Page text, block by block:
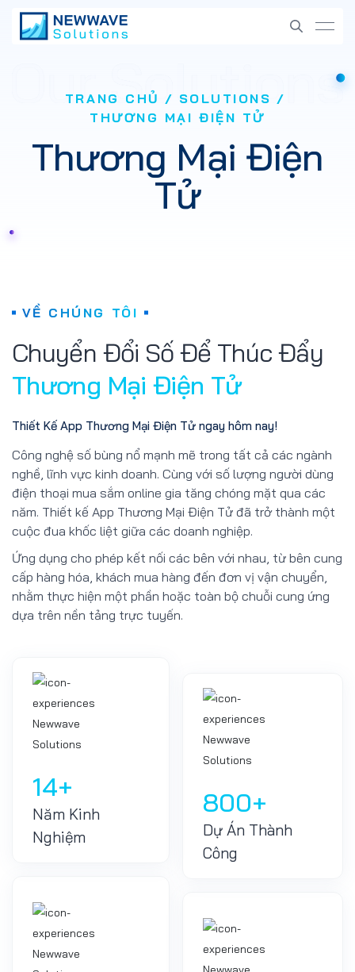
TRANG CHỦ
SOLUTIONS
THƯƠNG MẠI ĐIỆN TỬ
Thương Mại Điện
Tử
VỀ CHÚNG TÔI
Chuyển Đổi Số Để Thúc Đẩy
Thương Mại Điện Tử
Thiết Kế App Thương Mại Điện Tử ngay hôm nay!
Công nghệ số bùng nổ mạnh mẽ trong tất cả các ngành
nghề, lĩnh vực kinh doanh. Cùng với số lượng người dùng
điện thoại mua sắm online gia tăng chóng mặt qua các
năm. Thiết kế App Thương Mại Điện Tử đã trở thành một
cuộc đua khốc liệt giữa các doanh nghiệp.
Ứng dụng cho phép kết nối các bên với nhau, từ bên cung
cấp hàng hóa, khách mua hàng đến đơn vị vận chuyển,
nhằm thực hiện một phần hoặc toàn bộ chuỗi cung ứng
dựa trên nền tảng trực tuyến.
14+
Năm Kinh
Nghiệm
800+
Dự Án Thành
Công